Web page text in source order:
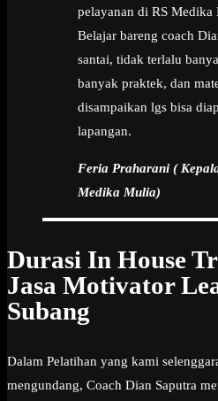
pelayanan di RS Medika
Belajar bareng coach
santai, tidak terlalu
banyak praktek, dan
disampaikan lgs bisa
lapangan.
Feria Praharani (
Medika Mulia)
Durasi In House
Jasa Motivator
Subang
Dalam Pelatihan yang kami
mengundang, Coach Dian Saputra